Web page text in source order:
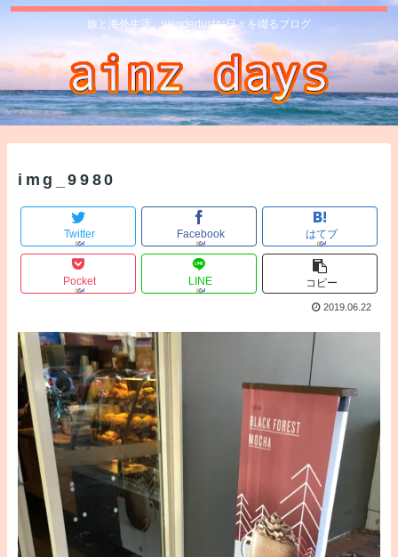
旅と海外生活、wonderlustな日々を綴るブログ
img_9980
Twitter Facebook はてブ
Pocket LINE コピー
2019.06.22